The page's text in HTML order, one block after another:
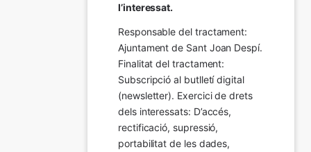
l’interessat.
Responsable del tractament:
Ajuntament de Sant Joan Despí.
Finalitat del tractament:
Subscripció al butlletí digital
(newsletter). Exercici de drets
dels interessats: D’accés,
rectificació, supressió,
portabilitat de les dades,